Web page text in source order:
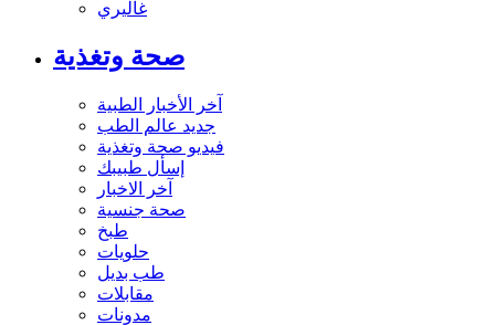
غاليري
صحة وتغذية
آخر الأخبار الطبية
جديد عالم الطب
فيديو صحة وتغذية
إسأل طبيبك
آخر الاخبار
صحة جنسية
طبخ
حلويات
طب بديل
مقابلات
مدونات